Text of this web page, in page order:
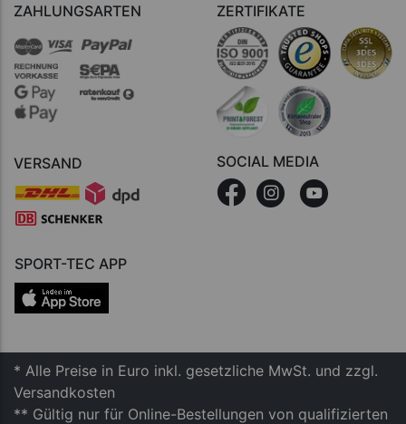
ZAHLUNGSARTEN
VERSAND
ZERTIFIKATE
SOCIAL MEDIA
SPORT-TEC APP
* Alle Preise in Euro inkl. gesetzliche MwSt. und zzgl.
Versandkosten
** Gültig nur für Online-Bestellungen von qualifizierten